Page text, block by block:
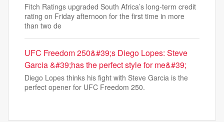
Fitch Ratings upgraded South Africa’s long-term credit
rating on Friday afternoon for the first time in more
than two de
UFC Freedom 250&#39;s Diego Lopes: Steve
Garcia &#39;has the perfect style for me&#39;
Diego Lopes thinks his fight with Steve Garcia is the
perfect opener for UFC Freedom 250.